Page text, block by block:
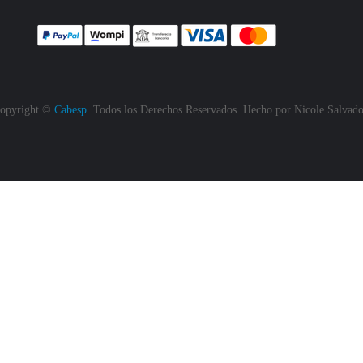
© Cabesp. Todos los Derechos Reservados. Hecho por Nicole